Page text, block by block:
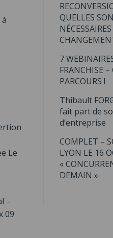
Le
–
09
QUELLES
7
FRANCHISE
PARCOURS !
Thibault
fait part de
d’entreprise
COMPLET –
LYON LE 16
«
DEMAIN »